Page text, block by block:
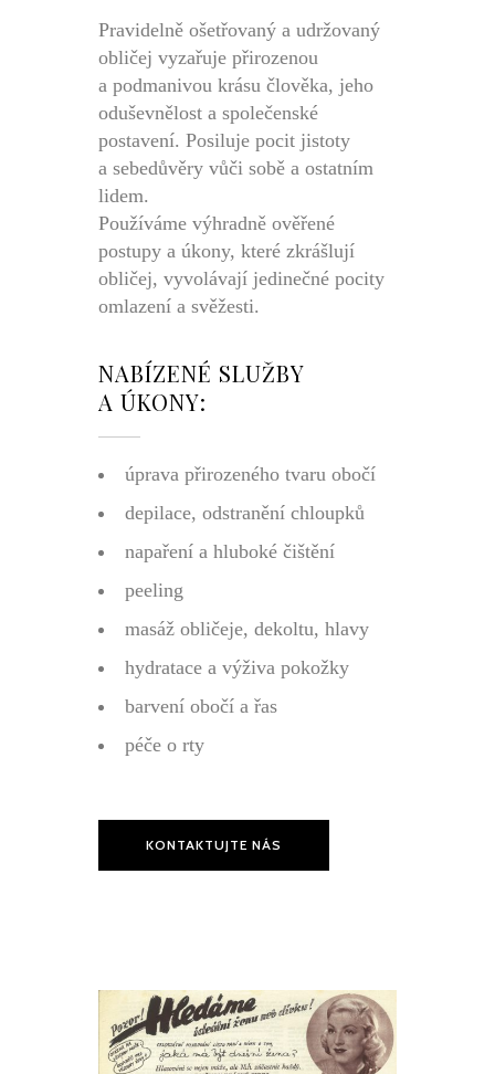
Pravidelně ošetřovaný a udržovaný
obličej vyzařuje přirozenou
a podmanivou krásu člověka, jeho
oduševnělost a společenské
postavení. Posiluje pocit jistoty
a sebedůvěry vůči sobě a ostatním
lidem.
Používáme výhradně ověřené
postupy a úkony, které zkrášlují
obličej, vyvolávají jedinečné pocity
omlazení a svěžesti.
NABÍZENÉ SLUŽBY
A ÚKONY:
úprava přirozeného tvaru obočí
depilace, odstranění chloupků
napaření a hluboké čištění
peeling
masáž obličeje, dekoltu, hlavy
hydratace a výživa pokožky
barvení obočí a řas
péče o rty
KONTAKTUJTE NÁS